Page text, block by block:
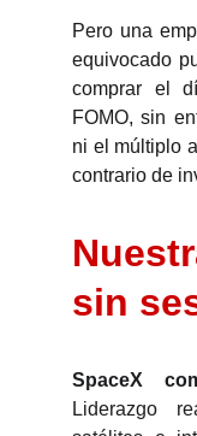
Pero una
equivocado
comprar el
FOMO, sin
ni el múltiplo
contrario de
sin
SpaceX
Liderazgo